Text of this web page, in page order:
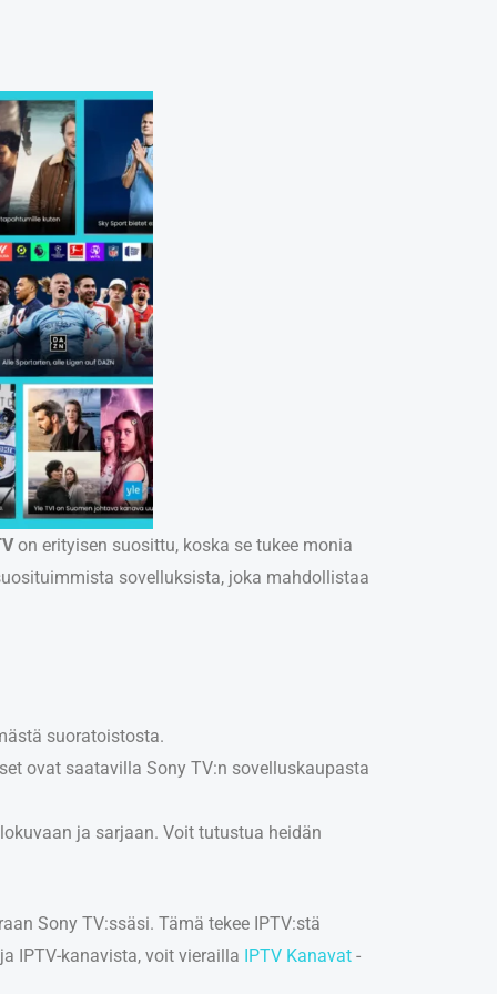
on erityisen suosittu, koska se tukee monia
sovelluksista, joka mahdollistaa
suoratoistosta.
ovat saatavilla Sony TV:n sovelluskaupasta
ja sarjaan. Voit tutustua heidän
Sony TV:ssäsi. Tämä tekee IPTV:stä
IPTV-kanavista, voit vierailla IPTV Kanavat -